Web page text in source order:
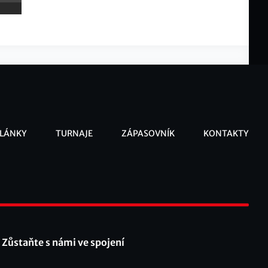
TURNAJE ZÁPASOVNÍK KONTAKTY
Zůstaňte s námi ve spojení